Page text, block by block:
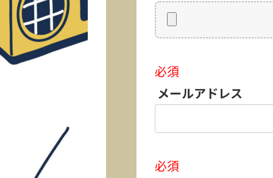
必須
メールアドレス
必須